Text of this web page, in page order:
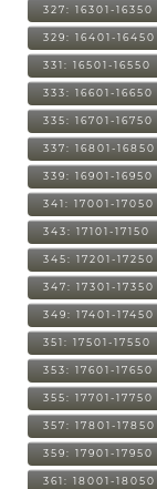
327: 16301-16350
329: 16401-16450
331: 16501-16550
333: 16601-16650
335: 16701-16750
337: 16801-16850
339: 16901-16950
341: 17001-17050
343: 17101-17150
345: 17201-17250
347: 17301-17350
349: 17401-17450
351: 17501-17550
353: 17601-17650
355: 17701-17750
357: 17801-17850
359: 17901-17950
361: 18001-18050